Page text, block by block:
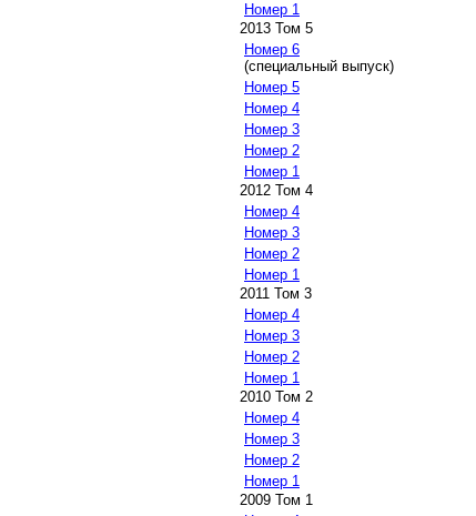
Номер 1
2013 Том 5
Номер 6
(специальный выпуск)
Номер 5
Номер 4
Номер 3
Номер 2
Номер 1
2012 Том 4
Номер 4
Номер 3
Номер 2
Номер 1
2011 Том 3
Номер 4
Номер 3
Номер 2
Номер 1
2010 Том 2
Номер 4
Номер 3
Номер 2
Номер 1
2009 Том 1